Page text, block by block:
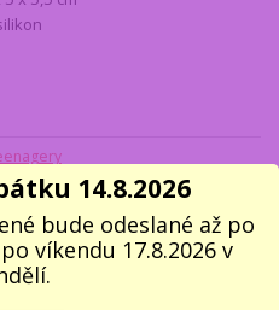
14.8.2026
bude odeslané až po
víkendu 17.8.2026 v